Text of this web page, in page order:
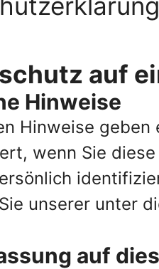
auf
Hinweise
Hinweise
wenn Sie
unserer unter
auf